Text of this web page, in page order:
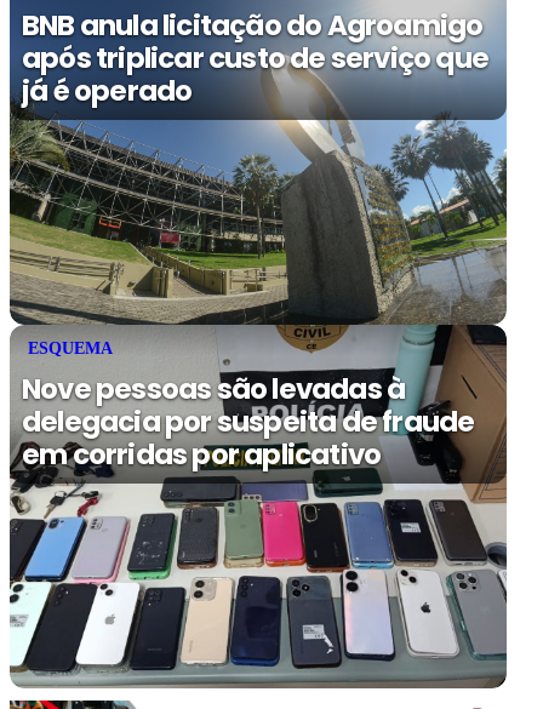
BNB anula licitação do Agroamigo
após triplicar custo de serviço que
já é operado
ESQUEMA
Nove pessoas são levadas à
delegacia por suspeita de fraude
em corridas por aplicativo